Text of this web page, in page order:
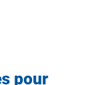
pour